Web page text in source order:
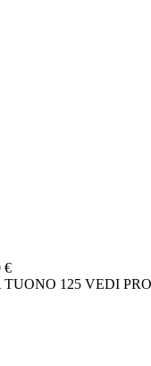
€
125 VEDI